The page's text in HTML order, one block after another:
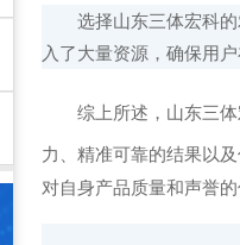
选择山东三体宏科的
入了大量资源，确保用
综上所述，山东三体
力、精准可靠的结果以
对自身产品质量和声誉的